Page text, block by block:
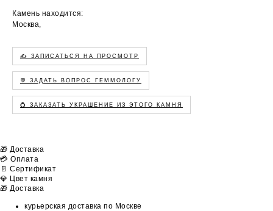
Камень находится:
Москва,
✍️ ЗАПИСАТЬСЯ НА ПРОСМОТР
💬 ЗАДАТЬ ВОПРОС ГЕММОЛОГУ
💍 ЗАКАЗАТЬ УКРАШЕНИЕ ИЗ ЭТОГО КАМНЯ
🎁 Доставка
💳 Оплата
📄 Сертификат
💎 Цвет камня
🎁 Доставка
курьерская доставка по Москве